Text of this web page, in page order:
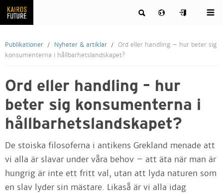
Publikationer Nyheter & artiklar
Ord eller handling – hur beter sig
konsumenterna i hållbarhetslandskapet?
Ord eller handling – hur
beter sig konsumenterna i
hållbarhetslandskapet?
De stoiska filosoferna i antikens Grekland menade att
vi alla är slavar under våra behov – att äta när man är
hungrig är inte ett fritt val, utan att lyda naturen som
en slav lyder sin mästare. Likaså är vi alla idag